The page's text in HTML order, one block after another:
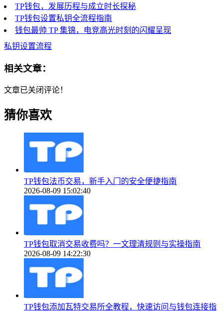
TP钱包，发展历程与成立时长探秘
TP钱包设置私钥全流程指南
钱包最帅 TP 集锦，电竞高光时刻的闪耀呈现
私钥设置流程
相关文章：
文章已关闭评论！
猜你喜欢
TP钱包法币交易，新手入门的安全便捷指南
2026-08-09 15:02:40
TP钱包取消交易收费吗？一文理清规则与实操指南
2026-08-09 14:22:30
TP钱包添加瓦特交易所全教程，快速访问与钱包连接指